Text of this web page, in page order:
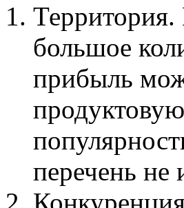
Территория.
большое
прибыль
перечень не